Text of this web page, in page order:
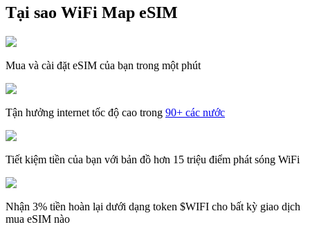
Tại sao WiFi Map eSIM
Mua và cài đặt eSIM của bạn trong một phút
Tận hưởng internet tốc độ cao trong 90+ các nước
Tiết kiệm tiền của bạn với bản đồ hơn 15 triệu điểm phát sóng WiFi
Nhận 3% tiền hoàn lại dưới dạng token $WIFI cho bất kỳ giao dịch
mua eSIM nào